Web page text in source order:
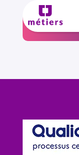
Un nouveau